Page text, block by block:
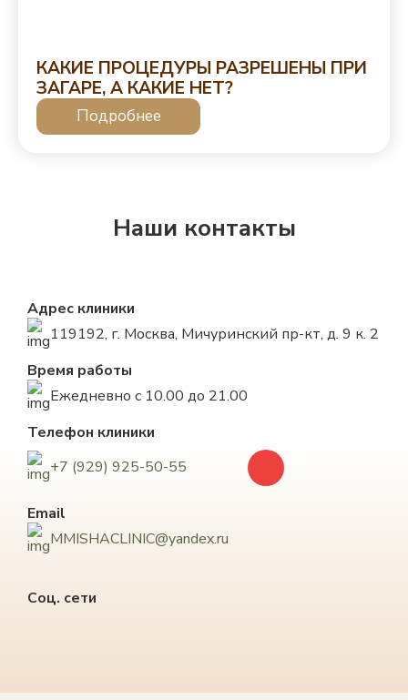
КАКИЕ ПРОЦЕДУРЫ РАЗРЕШЕНЫ ПРИ
ЗАГАРЕ, А КАКИЕ НЕТ?
Подробнее
Наши контакты
Адрес клиники
119192, г. Москва, Мичуринский пр-кт, д. 9 к. 2
Время работы
Ежедневно с 10.00 до 21.00
Телефон клиники
+7 (929) 925-50-55
Email
MMISHACLINIC@yandex.ru
Соц. сети